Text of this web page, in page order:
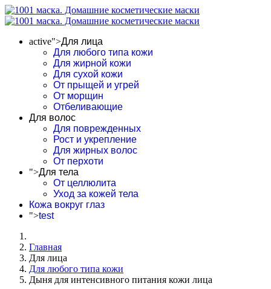
active">Для лица
Для любого типа кожи
Для жирной кожи
Для сухой кожи
От прыщей и угрей
От морщин
Отбеливающие
Для волос
Для поврежденных
Рост и укрепление
Для жирных волос
От перхоти
">Для тела
От целлюлита
Уход за кожей тела
Кожа вокруг глаз
">test
Главная
Для лица
Для любого типа кожи
Дыня для интенсивного питания кожи лица